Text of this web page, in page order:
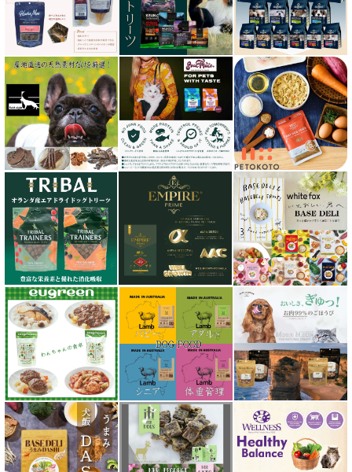
ケリーアンドコー Kelly＆Co’s
サンデーペッツ Sunday Pets
サンユー研究所
シェフ SHEF
シグネチャー７（Signature7）正規輸入品
シシア Schesir
獣医さん推奨シリーズ
シルクフル SILKFULL
ジーランディア Zealandia
スマイリー Smiley
ソウルメイト SoulMate
ソリッドゴールド Solid Gold
ディアブロ（Deer Blow）
テラカニス TerraCanis